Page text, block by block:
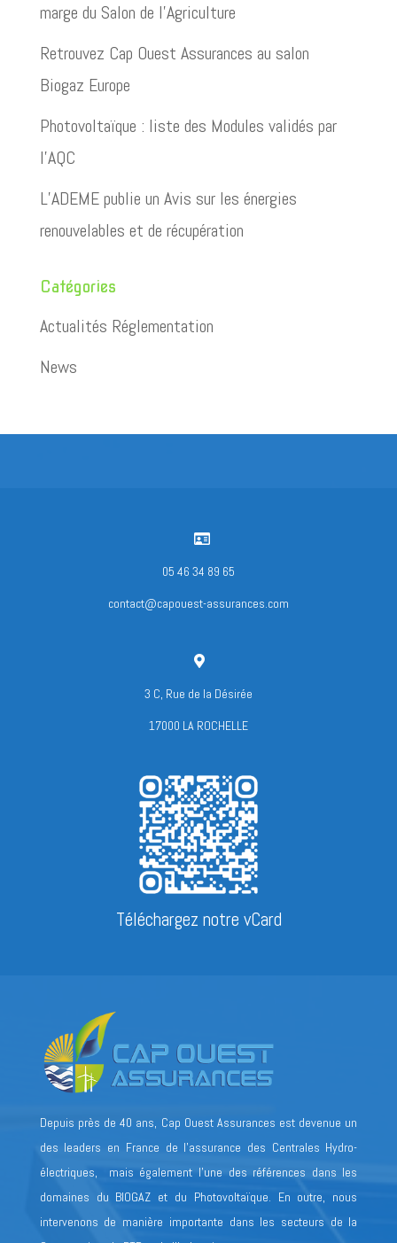
marge du Salon de l’Agriculture
Retrouvez Cap Ouest Assurances au salon
Biogaz Europe
Photovoltaïque : liste des Modules validés par
l’AQC
L’ADEME publie un Avis sur les énergies
renouvelables et de récupération
Catégories
Actualités Réglementation
News

05 46 34 89 65
contact@capouest-assurances.com

3 C, Rue de la Désirée
17000 LA ROCHELLE
Téléchargez notre vCard
Depuis près de 40 ans, Cap Ouest Assurances est devenue un
des leaders en France de l’assurance des Centrales Hydro-
électriques, mais également l’une des références dans les
domaines du BIOGAZ et du Photovoltaïque. En outre, nous
intervenons de manière importante dans les secteurs de la